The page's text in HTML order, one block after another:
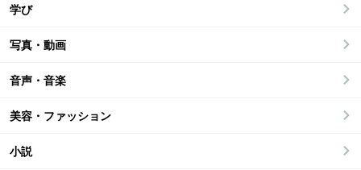
学び
写真・動画
音声・音楽
美容・ファッション
小説